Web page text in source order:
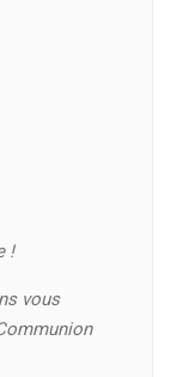
!
vous